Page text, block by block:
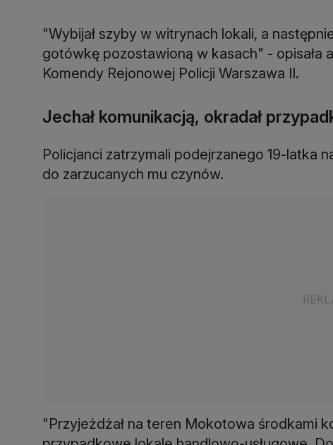
"Wybijał szyby w witrynach lokali, a
gotówkę pozostawioną w kasach" - opisała
Komendy Rejonowej Policji Warszawa II.
Jechał komunikacją, okradał
Policjanci zatrzymali podejrzanego 19-latka
do zarzucanych mu czynów.
"Przyjeżdżał na teren Mokotowa środkami